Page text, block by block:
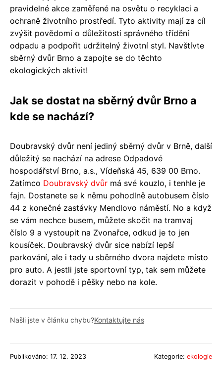
pravidelné akce zaměřené na osvětu o recyklaci a
ochraně životního prostředí. Tyto aktivity mají za cíl
zvýšit povědomí o důležitosti správného třídění
odpadu a podpořit udržitelný životní styl. Navštívte
sběrný dvůr Brno a zapojte se do těchto
ekologických aktivit!
Jak se dostat na sběrný dvůr Brno a
kde se nachází?
Doubravský dvůr není jediný sběrný dvůr v Brně, další
důležitý se nachází na adrese Odpadové
hospodářství Brno, a.s., Vídeňská 45, 639 00 Brno.
Zatímco Doubravský dvůr má své kouzlo, i tenhle je
fajn. Dostanete se k němu pohodlně autobusem číslo
44 z konečné zastávky Mendlovo náměstí. No a když
se vám nechce busem, můžete skočit na tramvaj
číslo 9 a vystoupit na Zvonařce, odkud je to jen
kousíček. Doubravský dvůr sice nabízí lepší
parkování, ale i tady u sběrného dvora najdete místo
pro auto. A jestli jste sportovní typ, tak sem můžete
dorazit v pohodě i pěšky nebo na kole.
Našli jste v článku chybu?Kontaktujte nás
Publikováno: 17. 12. 2023 Kategorie: ekologie